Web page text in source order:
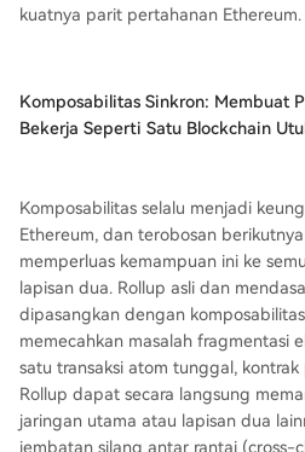
kuatnya parit pertahanan Ethereum.
Komposabilitas Sinkron: Membuat
Bekerja Seperti Satu Blockchain
Komposabilitas selalu menjadi
Ethereum, dan terobosan
memperluas kemampuan ini ke
lapisan dua. Rollup asli dan
dipasangkan dengan
memecahkan masalah fragmentasi
satu transaksi atom tunggal,
Rollup dapat secara langsung
jaringan utama atau lapisan dua
jembatan silang antar rantai (cross-